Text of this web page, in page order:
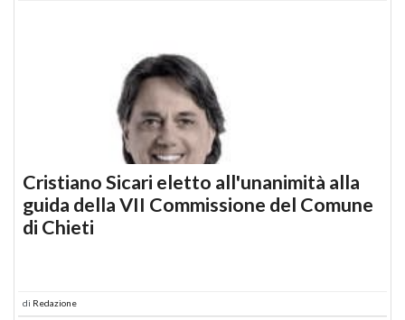
Cristiano Sicari eletto all'unanimità alla
guida della VII Commissione del Comune
di Chieti
di Redazione